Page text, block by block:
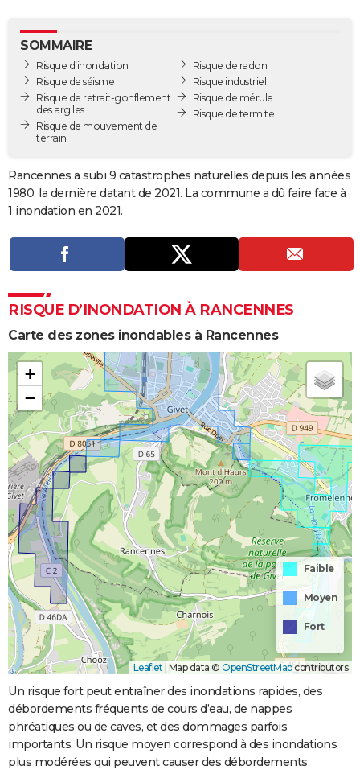
GUIDES D'ACHAT
BONS PLANS
CARTE DE VOEUX
Carte de Noël
Carte Bonne année
Carte Saint-Valentin
Carte Pâques
Carte d'anniversaire
Dictionnaire
Biographies
Citations
Expressions
Proverbes
PROGRAMME TV
COPAINS D'AVANT
Se connecter
Collèges
Universités
Entreprises
Service militaire
Avis de recherche
AVIS DE DÉCÈS
Bricolage
Lifestyle
Culture
Sport
Auto
Television
Voyage
Cinema
SOMMAIRE
Risque d’inondation
Risque de séisme
Risque de retrait-gonflement
des argiles
Risque de mouvement de
terrain
Risque de radon
Risque industriel
Risque de mérule
Risque de termite
Rancennes a subi 9 catastrophes naturelles depuis les années
1980, la dernière datant de 2021. La commune a dû faire face à
1 inondation en 2021.
RISQUE D’INONDATION À RANCENNES
Carte des zones inondables à Rancennes
+
−
Faible
Moyen
Fort
Leaflet | Map data © OpenStreetMapcontributors
Un risque fort peut entraîner des inondations rapides, des
débordements fréquents de cours d’eau, de nappes
phréatiques ou de caves, et des dommages parfois
importants. Un risque moyen correspond à des inondations
plus modérées qui peuvent causer des débordements